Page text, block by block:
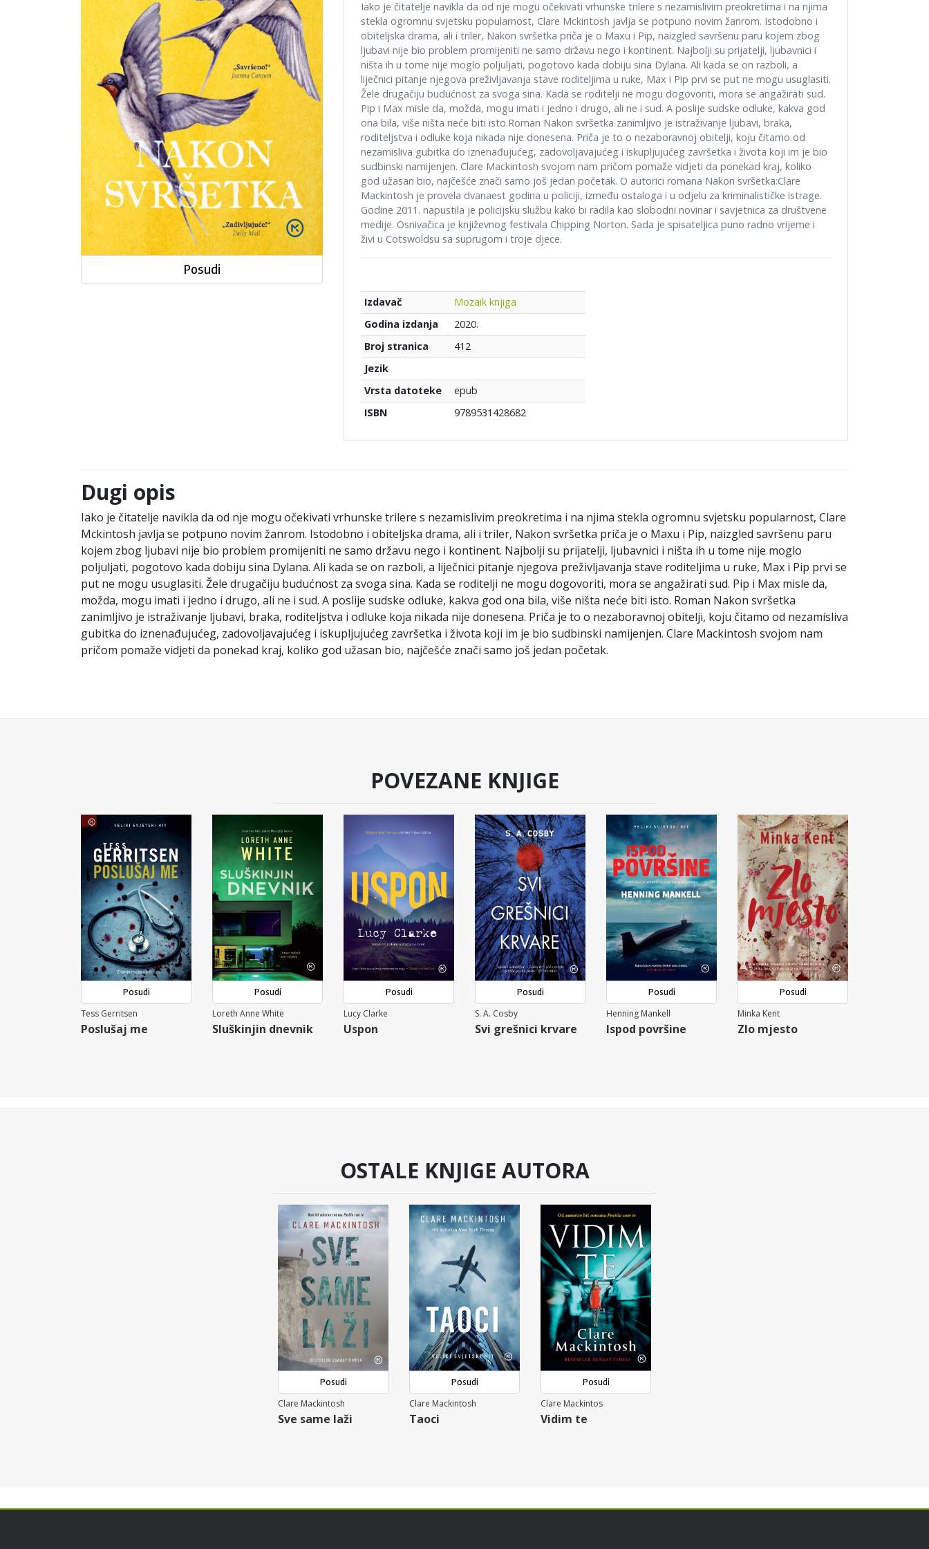
Iako je čitatelje navikla da od nje mogu očekivati vrhunske trilere s nezamislivim preokretima i na njima
stekla ogromnu svjetsku popularnost, Clare Mckintosh javlja se potpuno novim žanrom. Istodobno i
obiteljska drama, ali i triler, Nakon svršetka priča je o Maxu i Pip, naizgled savršenu paru kojem zbog
ljubavi nije bio problem promijeniti ne samo državu nego i kontinent. Najbolji su prijatelji, ljubavnici i
ništa ih u tome nije moglo poljuljati, pogotovo kada dobiju sina Dylana. Ali kada se on razboli, a
liječnici pitanje njegova preživljavanja stave roditeljima u ruke, Max i Pip prvi se put ne mogu usuglasiti.
Žele drugačiju budućnost za svoga sina. Kada se roditelji ne mogu dogovoriti, mora se angažirati sud.
Pip i Max misle da, možda, mogu imati i jedno i drugo, ali ne i sud. A poslije sudske odluke, kakva god
ona bila, više ništa neće biti isto.Roman Nakon svršetka zanimljivo je istraživanje ljubavi, braka,
roditeljstva i odluke koja nikada nije donesena. Priča je to o nezaboravnoj obitelji, koju čitamo od
nezamisliva gubitka do iznenađujućeg, zadovoljavajućeg i iskupljujućeg završetka i života koji im je bio
sudbinski namijenjen. Clare Mackintosh svojom nam pričom pomaže vidjeti da ponekad kraj, koliko
god užasan bio, najčešće znači samo još jedan početak. O autorici romana Nakon svršetka:Clare
Mackintosh je provela dvanaest godina u policiji, između ostaloga i u odjelu za kriminalističke istrage.
Godine 2011. napustila je policijsku službu kako bi radila kao slobodni novinar i savjetnica za društvene
medije. Osnivačica je književnog festivala Chipping Norton. Sada je spisateljica puno radno vrijeme i
živi u Cotswoldsu sa suprugom i troje djece.
Izdavač
Mozaik knjiga
Godina izdanja
2020.
Broj stranica
412
Jezik
Vrsta datoteke
epub
ISBN
9789531428682
Posudi
Dugi opis
Iako je čitatelje navikla da od nje mogu očekivati vrhunske trilere s nezamislivim preokretima i na njima stekla ogromnu svjetsku popularnost, Clare
Mckintosh javlja se potpuno novim žanrom. Istodobno i obiteljska drama, ali i triler, Nakon svršetka priča je o Maxu i Pip, naizgled savršenu paru
kojem zbog ljubavi nije bio problem promijeniti ne samo državu nego i kontinent. Najbolji su prijatelji, ljubavnici i ništa ih u tome nije moglo
poljuljati, pogotovo kada dobiju sina Dylana. Ali kada se on razboli, a liječnici pitanje njegova preživljavanja stave roditeljima u ruke, Max i Pip prvi se
put ne mogu usuglasiti. Žele drugačiju budućnost za svoga sina. Kada se roditelji ne mogu dogovoriti, mora se angažirati sud. Pip i Max misle da,
možda, mogu imati i jedno i drugo, ali ne i sud. A poslije sudske odluke, kakva god ona bila, više ništa neće biti isto. Roman Nakon svršetka
zanimljivo je istraživanje ljubavi, braka, roditeljstva i odluke koja nikada nije donesena. Priča je to o nezaboravnoj obitelji, koju čitamo od nezamisliva
gubitka do iznenađujućeg, zadovoljavajućeg i iskupljujućeg završetka i života koji im je bio sudbinski namijenjen. Clare Mackintosh svojom nam
pričom pomaže vidjeti da ponekad kraj, koliko god užasan bio, najčešće znači samo još jedan početak.
POVEZANE KNJIGE
Posudi
Tess Gerritsen
Poslušaj me
Posudi
Loreth Anne White
Sluškinjin dnevnik
Posudi
Lucy Clarke
Uspon
Posudi
S. A. Cosby
Svi grešnici krvare
Posudi
Henning Mankell
Ispod površine
Posudi
Minka Kent
Zlo mjesto
OSTALE KNJIGE AUTORA
Posudi
Clare Mackintosh
Sve same laži
Posudi
Clare Mackintosh
Taoci
Posudi
Clare Mackintos
Vidim te